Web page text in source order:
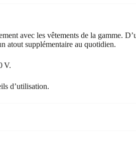
avec les vêtements de la gamme.
atout supplémentaire au quotidien.
V.
d’utilisation.